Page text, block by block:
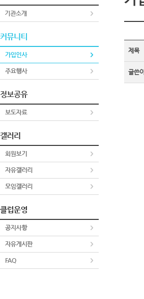
제목
글쓴이